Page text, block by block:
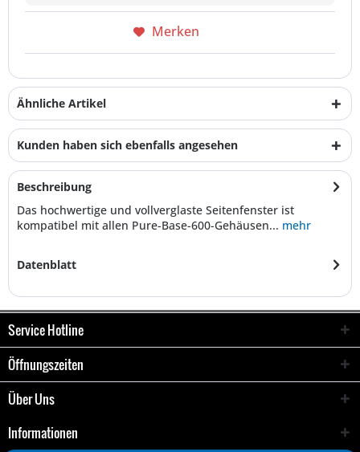
Merken
Ähnliche Artikel
Kunden haben sich ebenfalls angesehen
Beschreibung
Das hochwertige und vollverglaste Seitenfenster ist
kompatibel mit allen Pure-Base-600-Gehäusen... mehr
Datenblatt
Service Hotline
Öffnungszeiten
Über Uns
Informationen